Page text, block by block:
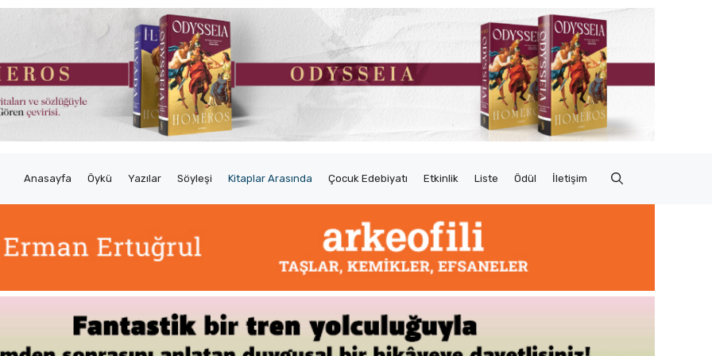
Anasayfa Öykü Yazılar Söyleşi Kitaplar Arasında Çocuk Edebiyatı Etkinlik Liste Ödül İletişim